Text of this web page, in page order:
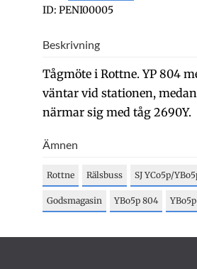
ID: PENI00005
Beskrivning
Tågmöte i Rottne. YP 804
väntar vid stationen,
närmar sig med tåg 2690Y.
Ämnen
Rottne Rälsbuss SJ YCo5p/
Godsmagasin YBo5p 804